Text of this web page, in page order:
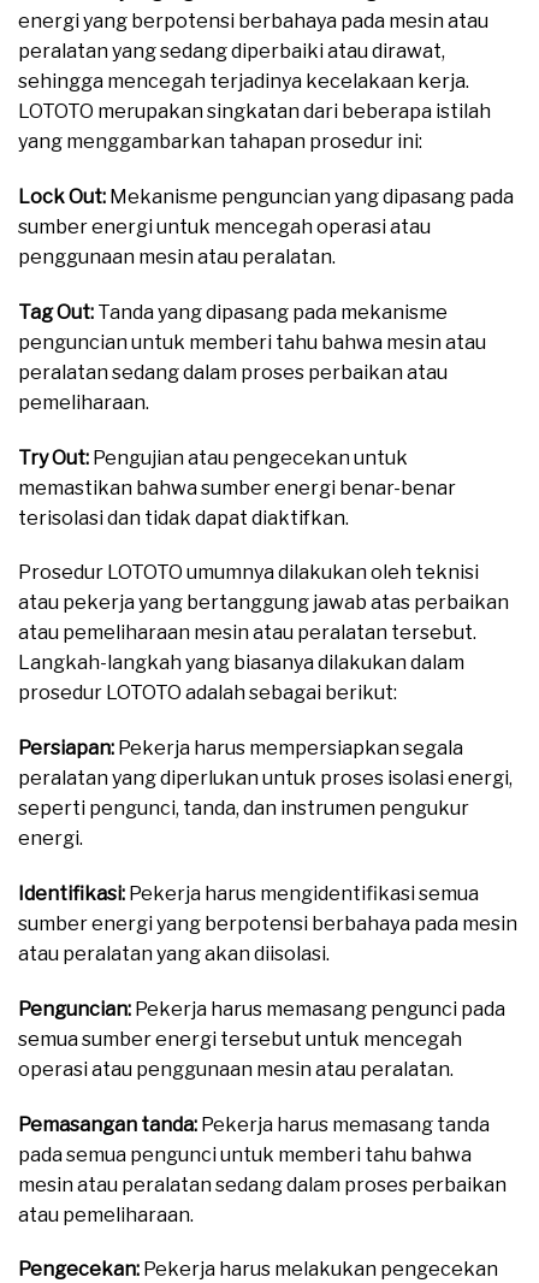
energi yang berpotensi berbahaya pada mesin atau
peralatan yang sedang diperbaiki atau dirawat,
sehingga mencegah terjadinya kecelakaan kerja.
LOTOTO merupakan singkatan dari beberapa istilah
yang menggambarkan tahapan prosedur ini:
Lock Out: Mekanisme penguncian yang dipasang pada
sumber energi untuk mencegah operasi atau
penggunaan mesin atau peralatan.
Tag Out: Tanda yang dipasang pada mekanisme
penguncian untuk memberi tahu bahwa mesin atau
peralatan sedang dalam proses perbaikan atau
pemeliharaan.
Try Out: Pengujian atau pengecekan untuk
memastikan bahwa sumber energi benar-benar
terisolasi dan tidak dapat diaktifkan.
Prosedur LOTOTO umumnya dilakukan oleh teknisi
atau pekerja yang bertanggung jawab atas perbaikan
atau pemeliharaan mesin atau peralatan tersebut.
Langkah-langkah yang biasanya dilakukan dalam
prosedur LOTOTO adalah sebagai berikut:
Persiapan: Pekerja harus mempersiapkan segala
peralatan yang diperlukan untuk proses isolasi energi,
seperti pengunci, tanda, dan instrumen pengukur
energi.
Identifikasi: Pekerja harus mengidentifikasi semua
sumber energi yang berpotensi berbahaya pada mesin
atau peralatan yang akan diisolasi.
Penguncian: Pekerja harus memasang pengunci pada
semua sumber energi tersebut untuk mencegah
operasi atau penggunaan mesin atau peralatan.
Pemasangan tanda: Pekerja harus memasang tanda
pada semua pengunci untuk memberi tahu bahwa
mesin atau peralatan sedang dalam proses perbaikan
atau pemeliharaan.
Pengecekan: Pekerja harus melakukan pengecekan